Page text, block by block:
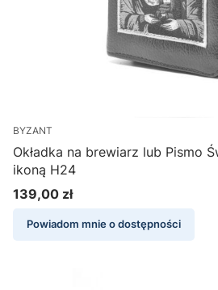
BYZANT
Okładka na brewiarz lub Pismo
ikoną H24
Cena
139,00 zł
Powiadom mnie o dostępności